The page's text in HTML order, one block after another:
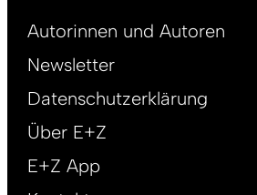
Footer
DE
Autorinnen und Autoren
Newsletter
Datenschutzerklärung
Über E+Z
E+Z App